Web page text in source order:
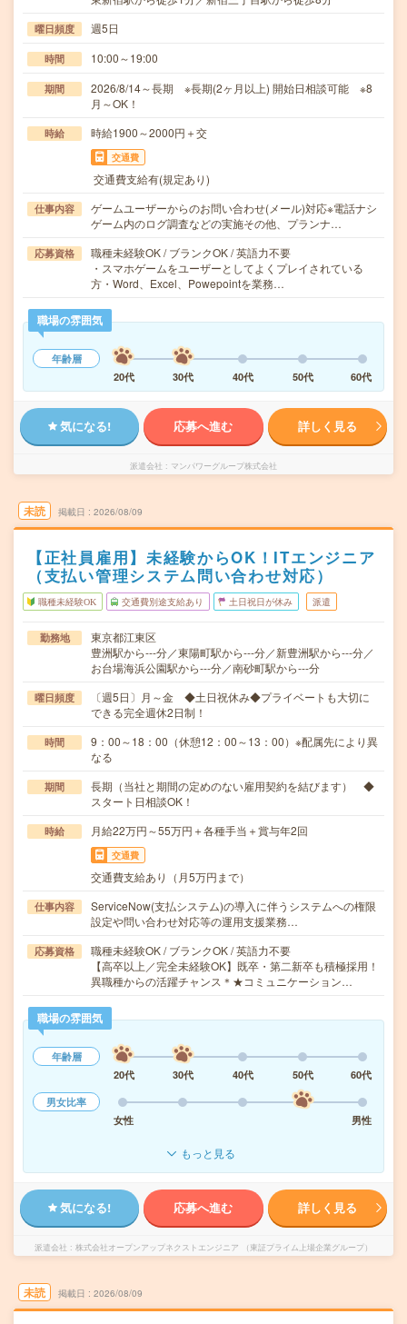
曜日頻度 週5日
時間 10:00～19:00
期間
2026/8/14～長期 ※長期(2ヶ月以上) 開始日相談可能 ※8
月～OK！
時給 時給1900～2000円＋交
交通費
交通費支給有(規定あり)
仕事内容
ゲームユーザーからのお問い合わせ(メール)対応※電話ナシ
ゲーム内のログ調査などの実施その他、プランナ…
応募資格
職種未経験OK / ブランクOK / 英語力不要
・スマホゲームをユーザーとしてよくプレイされている
方・Word、Excel、Powepointを業務…
職場の雰囲気
年齢層
20代
30代 40代 50代 60代
気になる! 応募へ進む 詳しく見る
派遣会社 マンパワーグループ株式会社
未読 掲載日 2026/08/09
【正社員雇用】未経験からOK！ITエンジニア
（支払い管理システム問い合わせ対応）
職種未経験OK 交通費別途支給あり 土日祝日が休み 派遣
勤務地
東京都江東区
豊洲駅から---分／東陽町駅から---分／新豊洲駅から---分／
お台場海浜公園駅から---分／南砂町駅から---分
曜日頻度
〔週5日〕月～金 ◆土日祝休み◆プライベートも大切に
できる完全週休2日制！
時間
9：00～18：00（休憩12：00～13：00）※配属先により異
なる
期間
長期（当社と期間の定めのない雇用契約を結びます） ◆
スタート日相談OK！
時給 月給22万円～55万円＋各種手当＋賞与年2回
交通費
交通費支給あり（月5万円まで）
仕事内容
ServiceNow(支払システム)の導入に伴うシステムへの権限
設定や問い合わせ対応等の運用支援業務…
応募資格
職種未経験OK / ブランクOK / 英語力不要
【高卒以上／完全未経験OK】既卒・第二新卒も積極採用！
異職種からの活躍チャンス＊★コミュニケーション…
職場の雰囲気
年齢層
20代
30代 40代 50代
60代
男女比率
女性
男性
もっと見る
気になる! 応募へ進む 詳しく見る
派遣会社 株式会社オープンアップネクストエンジニア （東証プライム上場企業グループ）
未読 掲載日 2026/08/09